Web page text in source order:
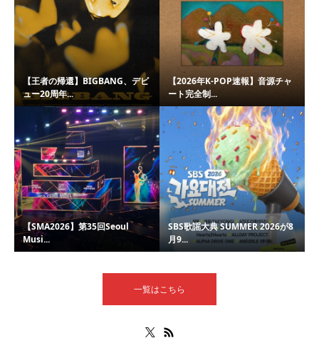
【王者の帰還】BIGBANG、デビ
ュー20周年...
【2026年K-POP速報】音源チャ
ート完全制...
【SMA2026】第35回Seoul
Musi...
SBS歌謡大典 SUMMER 2026が8
月9...
一覧はこちら